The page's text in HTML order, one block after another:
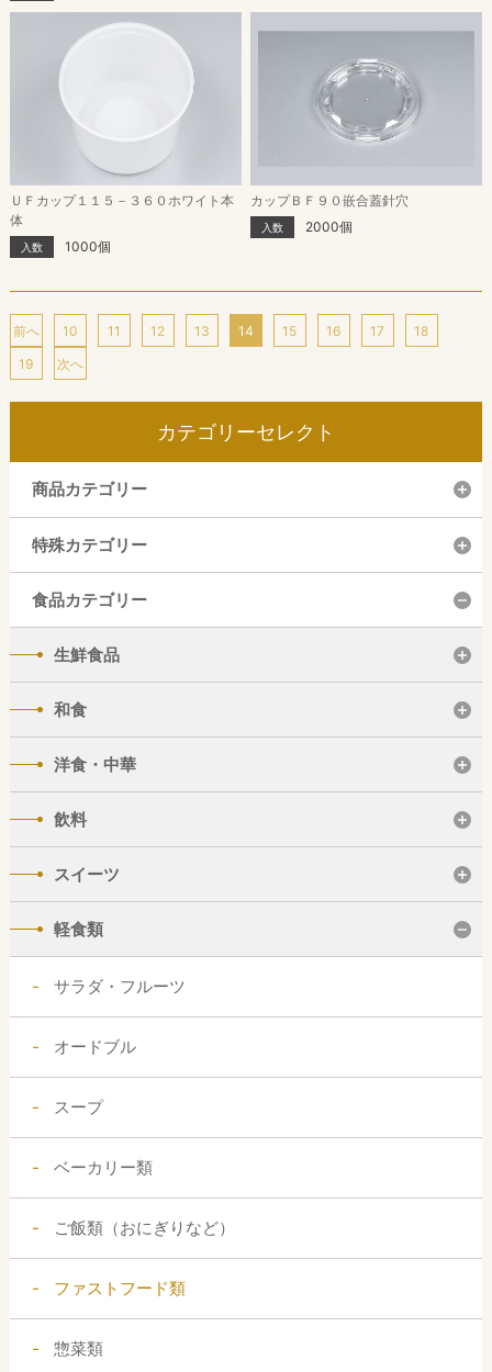
ＵＦカップ１１５－３６０ホワイト本
体
入数 1000個
カップＢＦ９０嵌合蓋針穴
入数 2000個
前へ 10 11 12 13 14 15 16 17
18
19
次へ
カテゴリーセレクト
商品カテゴリー
特殊カテゴリー
食品カテゴリー
生鮮食品
和食
洋食・中華
飲料
スイーツ
軽食類
サラダ・フルーツ
オードブル
スープ
ベーカリー類
ご飯類（おにぎりなど）
ファストフード類
惣菜類